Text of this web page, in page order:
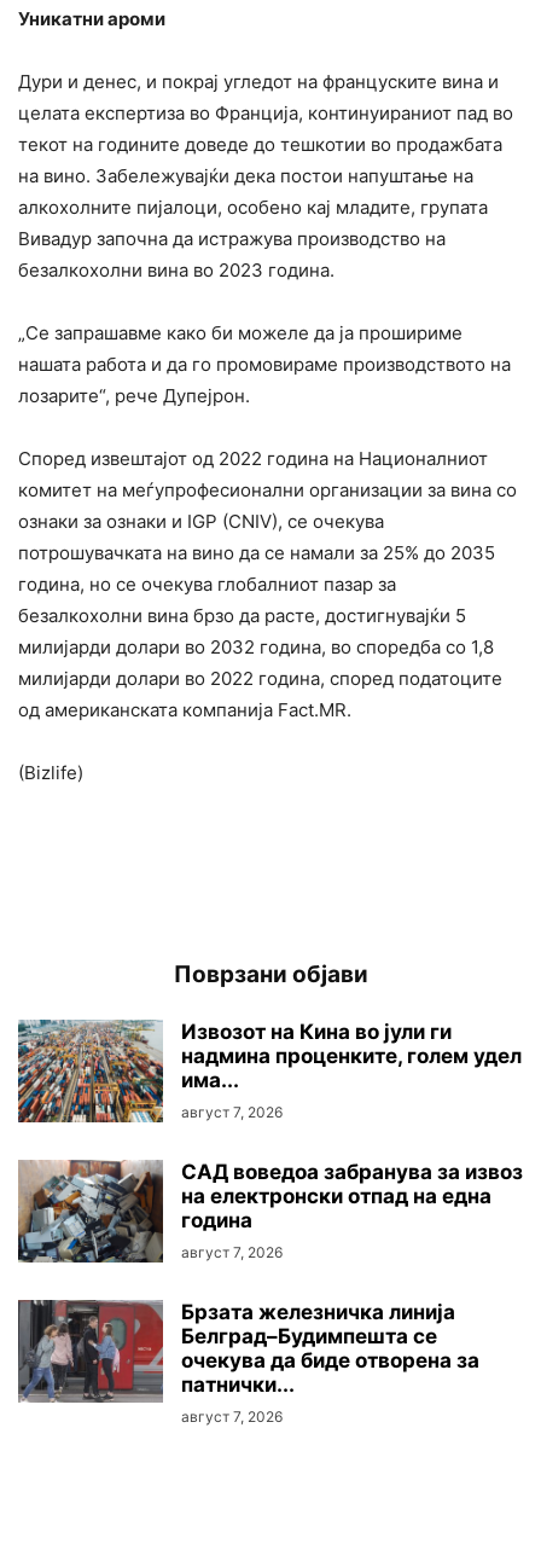
Уникатни ароми
Дури и денес, и покрај угледот на француските вина и
целата експертиза во Франција, континуираниот пад во
текот на годините доведе до тешкотии во продажбата
на вино. Забележувајќи дека постои напуштање на
алкохолните пијалоци, особено кај младите, групата
Вивадур започна да истражува производство на
безалкохолни вина во 2023 година.
„Се запрашавме како би можеле да ја прошириме
нашата работа и да го промовираме производството на
лозарите“, рече Дупејрон.
Според извештајот од 2022 година на Националниот
комитет на меѓупрофесионални организации за вина со
ознаки за ознаки и IGP (CNIV), се очекува
потрошувачката на вино да се намали за 25% до 2035
година, но се очекува глобалниот пазар за
безалкохолни вина брзо да расте, достигнувајќи 5
милијарди долари во 2032 година, во споредба со 1,8
милијарди долари во 2022 година, според податоците
од американската компанија Fact.MR.
(Bizlife)
Поврзани објави
Извозот на Кина во јули ги
надмина проценките, голем удел
има...
август 7, 2026
САД воведоа забранува за извоз
на електронски отпад на една
година
август 7, 2026
Брзата железничка линија
Белград–Будимпешта се
очекува да биде отворена за
патнички...
август 7, 2026